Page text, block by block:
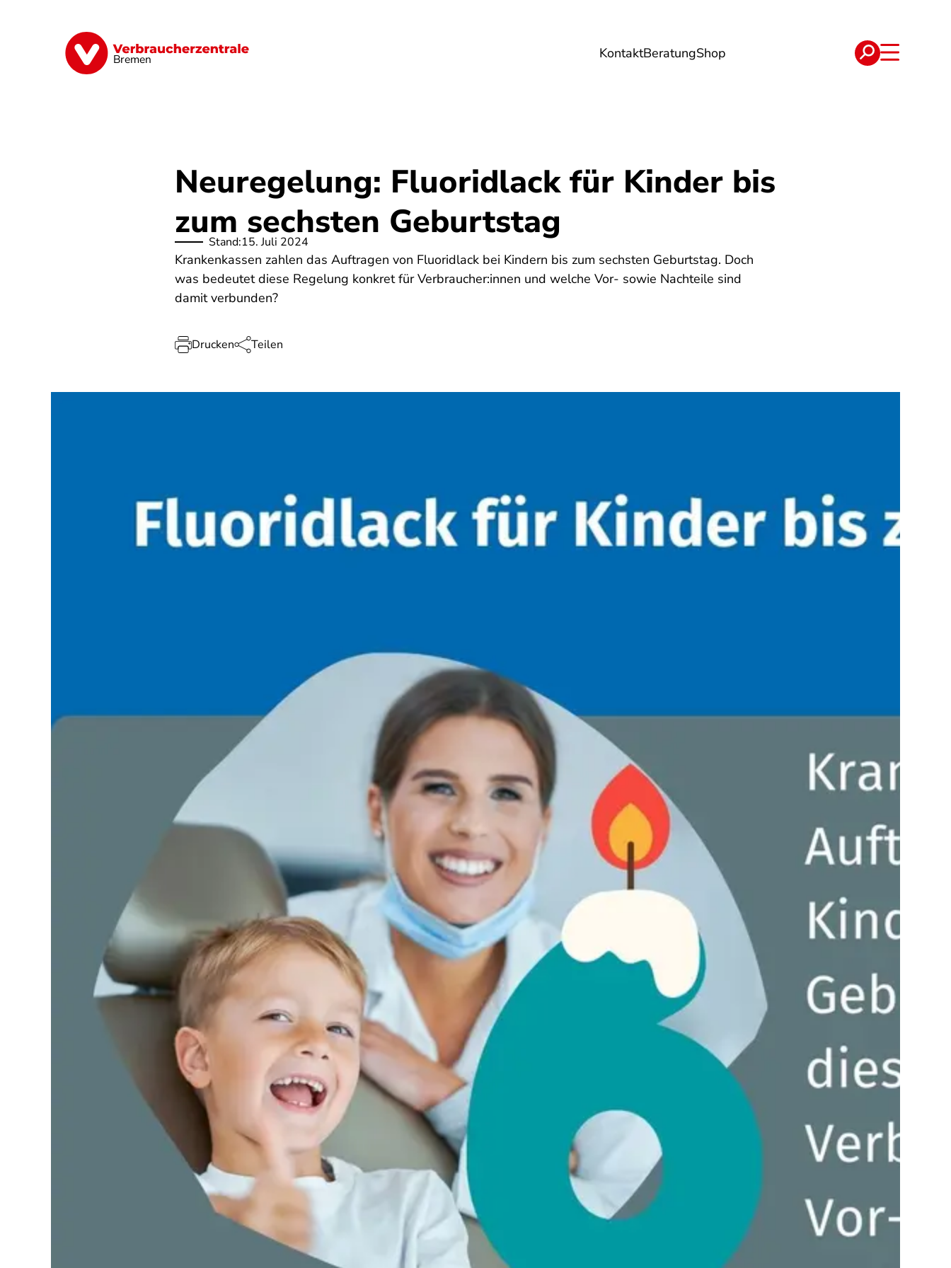
Bremen KontaktBeratungShop
Finanzen Digitales Lebensmittel Reise Verträge
Neuregelung: Fluoridlack für Kinder bis
zum sechsten Geburtstag
Stand:15. Juli 2024
Krankenkassen zahlen das Auftragen von Fluoridlack bei Kindern bis zum sechsten Geburtstag. Doch
was bedeutet diese Regelung konkret für Verbraucher:innen und welche Vor- sowie Nachteile sind
damit verbunden?
Drucken Teilen